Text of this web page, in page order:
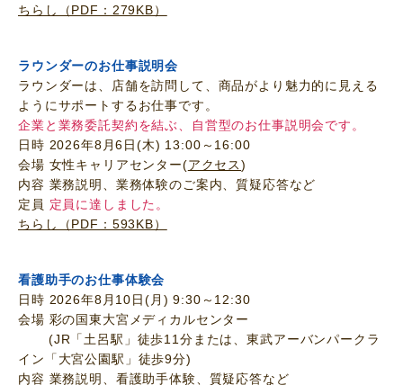
ちらし（PDF：279KB）
ラウンダーのお仕事説明会
ラウンダーは、店舗を訪問して、商品がより魅力的に見える
ようにサポートするお仕事です。
企業と業務委託契約を結ぶ、自営型のお仕事説明会です。
日時 2026年8月6日(木) 13:00～16:00
会場 女性キャリアセンター(アクセス)
内容 業務説明、業務体験のご案内、質疑応答など
定員 定員に達しました。
ちらし（PDF：593KB）
看護助手のお仕事体験会
日時 2026年8月10日(月) 9:30～12:30
会場 彩の国東大宮メディカルセンター
(JR「土呂駅」徒歩11分または、東武アーバンパークラ
イン「大宮公園駅」徒歩9分)
内容 業務説明、看護助手体験、質疑応答など